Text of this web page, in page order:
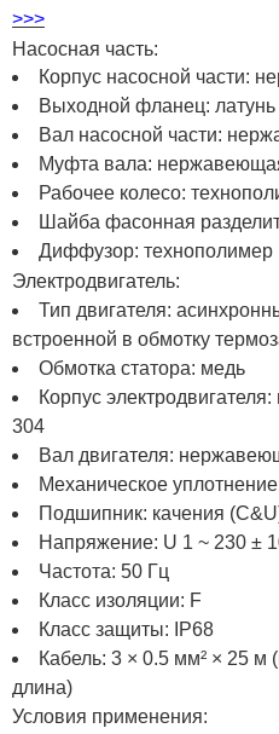
>>>
Насосная часть:
Корпус насосной части:
Выходной фланец: латунь
Вал насосной части:
Муфта вала:
Рабочее колесо:
Шайба фасонная
Диффузор: технополимер
Электродвигатель:
Тип двигателя:
встроенной в обмотку
Обмотка статора: медь
Корпус
304
Вал двигателя:
Механическое
Подшипник: качения
Напряжение: U 1 ~ 230 ±
Частота: 50 Гц
Класс изоляции: F
Класс защиты: IP68
Кабель: 3 × 0.5 мм² × 25 м
длина)
Условия применения: